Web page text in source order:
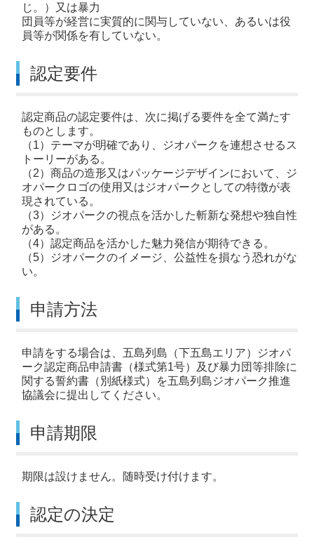
じ。）又は暴力
団員等が経営に実質的に関与していない、あるいは役
員等が関係を有していない。
認定要件
認定商品の認定要件は、次に掲げる要件を全て満たす
ものとします。
（1）テーマが明確であり、ジオパークを連想させるス
トーリーがある。
（2）商品の造形又はパッケージデザインにおいて、ジ
オパークロゴの使用又はジオパークとしての特徴が表
現されている。
（3）ジオパークの視点を活かした斬新な発想や独自性
がある。
（4）認定商品を活かした魅力発信が期待できる。
（5）ジオパークのイメージ、公益性を損なう恐れがな
い。
申請方法
申請をする場合は、五島列島（下五島エリア）ジオパ
ーク認定商品申請書（様式第1号）及び暴力団等排除に
関する誓約書（別紙様式）を五島列島ジオパーク推進
協議会に提出してください。
申請期限
期限は設けません。随時受け付けます。
認定の決定